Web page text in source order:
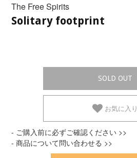
The Free Spirits
Solitary footprint
SOLD OUT
お気に入り
- ご購入前に必ずご確認ください >>
- 商品について問い合わせる >>